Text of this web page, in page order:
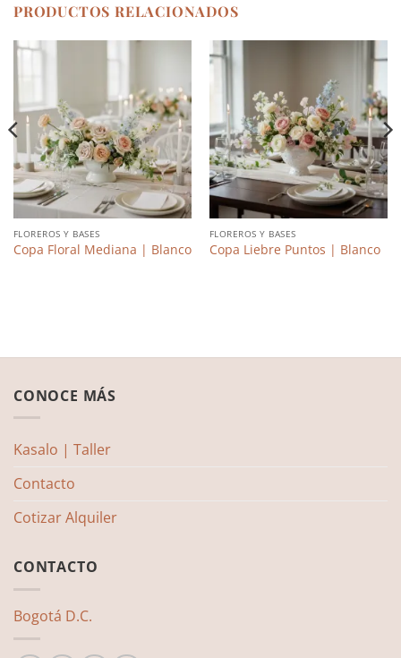
PRODUCTOS RELACIONADOS
FLOREROS Y BASES
Copa Floral Mediana | Blanco
FLOREROS Y BASES
Copa Liebre Puntos | Blanco
CONOCE MÁS
Kasalo | Taller
Contacto
Cotizar Alquiler
CONTACTO
Bogotá D.C.